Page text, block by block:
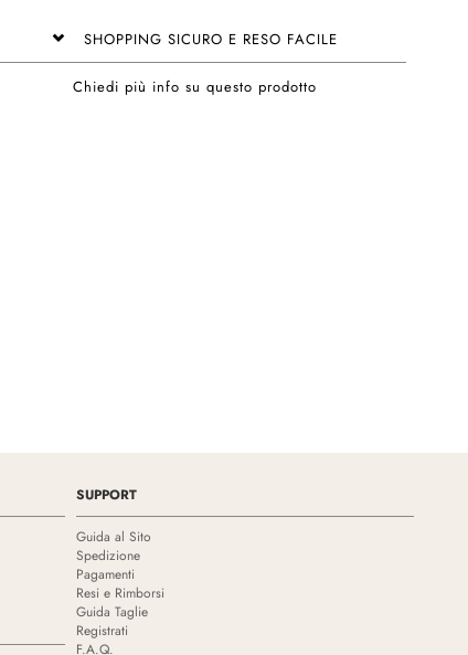
SHOPPING SICURO E RESO FACILE
Chiedi più info su questo prodotto
SUPPORT
Guida al Sito
Spedizione
Pagamenti
Resi e Rimborsi
Guida Taglie
Registrati
F.A.Q.